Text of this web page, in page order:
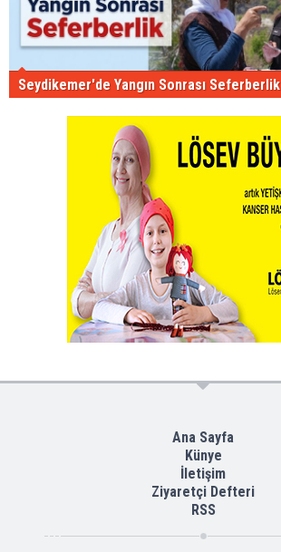
Seydikemer'de Yangın Sonrası Seferberlik
Ana Sayfa
Künye
İletişim
Ziyaretçi Defteri
RSS